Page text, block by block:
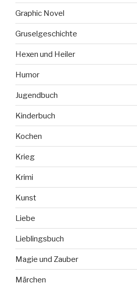
Graphic Novel
Gruselgeschichte
Hexen und Heiler
Humor
Jugendbuch
Kinderbuch
Kochen
Krieg
Krimi
Kunst
Liebe
Lieblingsbuch
Magie und Zauber
Märchen